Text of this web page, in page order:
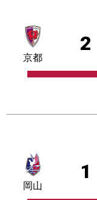
2
京都
1
岡山